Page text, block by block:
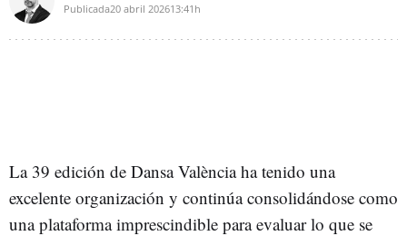
Publicada20 abril 202613:41h
La 39 edición de Dansa València ha tenido una
excelente organización y continúa consolidándose como
una plataforma imprescindible para evaluar lo que se